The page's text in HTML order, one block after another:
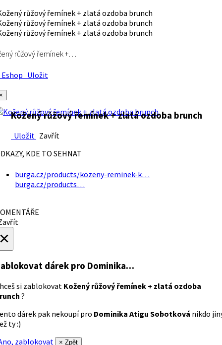
růžový řemínek +…
Uložit
Kožený růžový řemínek + zlatá ozdoba brunch
Uložit Zavřít
KDE TO SEHNAT
burga.cz/products/kozeny-reminek-k…
burga.cz/products…
dárek pro Dominika…
si zablokovat Kožený růžový řemínek + zlatá ozdoba
?
dárek pak nekoupí pro Dominika Atigu Sobotková nikdo
ty :)
zablokovat
× Zpět